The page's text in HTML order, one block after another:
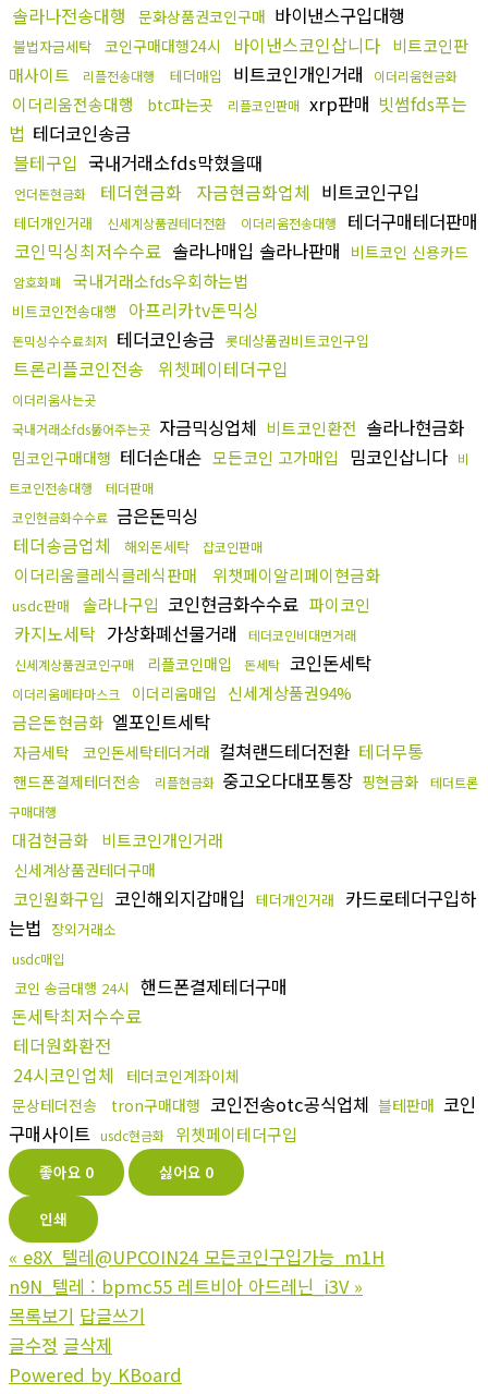
솔라나전송대행
문화상품권코인구매 바이낸스구입대행
불법자금세탁 코인구매대행24시 바이낸스코인삽니다 비트코인판
매사이트
리플전송대행 테더매입 비트코인개인거래 이더리움현금화
이더리움전송대행 btc파는곳 리플코인판매 xrp판매 빗썸fds푸는
법 테더코인송금
블테구입 국내거래소fds막혔을때
언더돈현금화 테더현금화 자금현금화업체 비트코인구입
테더개인거래 신세계상품권테더전환 이더리움전송대행
테더구매테더판매
코인믹싱최저수수료 솔라나매입 솔라나판매 비트코인 신용카드
암호화폐 국내거래소fds우회하는법
비트코인전송대행 아프리카tv돈믹싱
돈믹싱수수료최저 테더코인송금 롯데상품권비트코인구입
트론리플코인전송 위쳇페이테더구입
이더리움사는곳
국내거래소fds뚫어주는곳 자금믹싱업체 비트코인환전 솔라나현금화
밈코인구매대행 테더손대손 모든코인 고가매입 밈코인삽니다 비
트코인전송대행
테더판매
코인현금화수수료 금은돈믹싱
테더송금업체
해외돈세탁 잡코인판매
이더리움클레식클레식판매 위챗페이알리페이현금화
usdc판매 솔라나구입 코인현금화수수료 파이코인
카지노세탁 가상화폐선물거래
테더코인비대면거래
신세계상품권코인구매
리플코인매입 돈세탁 코인돈세탁
이더리움메타마스크 이더리움매입
신세계상품권94%
금은돈현금화 엘포인트세탁
자금세탁 코인돈세탁테더거래 컬쳐랜드테더전환 테더무통
핸드폰결제테더전송 리플현금화 중고오다대포통장 핑현금화
테더트론
구매대행
대검현금화 비트코인개인거래
신세계상품권테더구매
코인원화구입 코인해외지갑매입 테더개인거래
카드로테더구입하
는법 장외거래소
usdc매입
코인 송금대행 24시
핸드폰결제테더구매
돈세탁최저수수료
테더원화환전
24시코인업체
테더코인계좌이체
문상테더전송
tron구매대행 코인전송otc공식업체 블테판매 코인
구매사이트 usdc현금화 위쳇페이테더구입
좋아요 0 싫어요 0
인쇄
« e8X_텔레@UPCOIN24 모든코인구입가능_m1H
n9N_텔레 : bpmc55 레트비아 아드레닌_i3V »
목록보기 답글쓰기
글수정 글삭제
Powered by KBoard